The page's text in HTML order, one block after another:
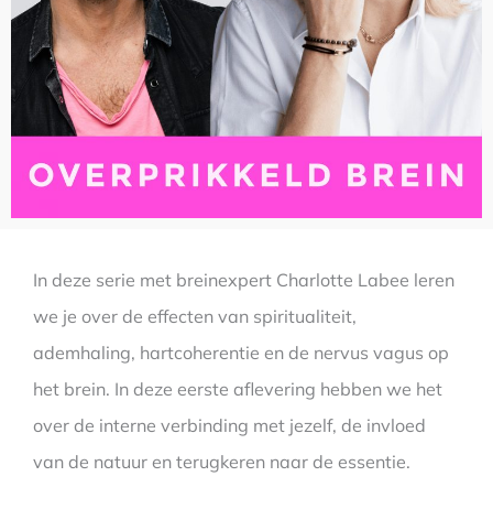
In deze serie met breinexpert Charlotte Labee leren
we je over de effecten van spiritualiteit,
ademhaling, hartcoherentie en de nervus vagus op
het brein. In deze eerste aflevering hebben we het
over de interne verbinding met jezelf, de invloed
van de natuur en terugkeren naar de essentie.